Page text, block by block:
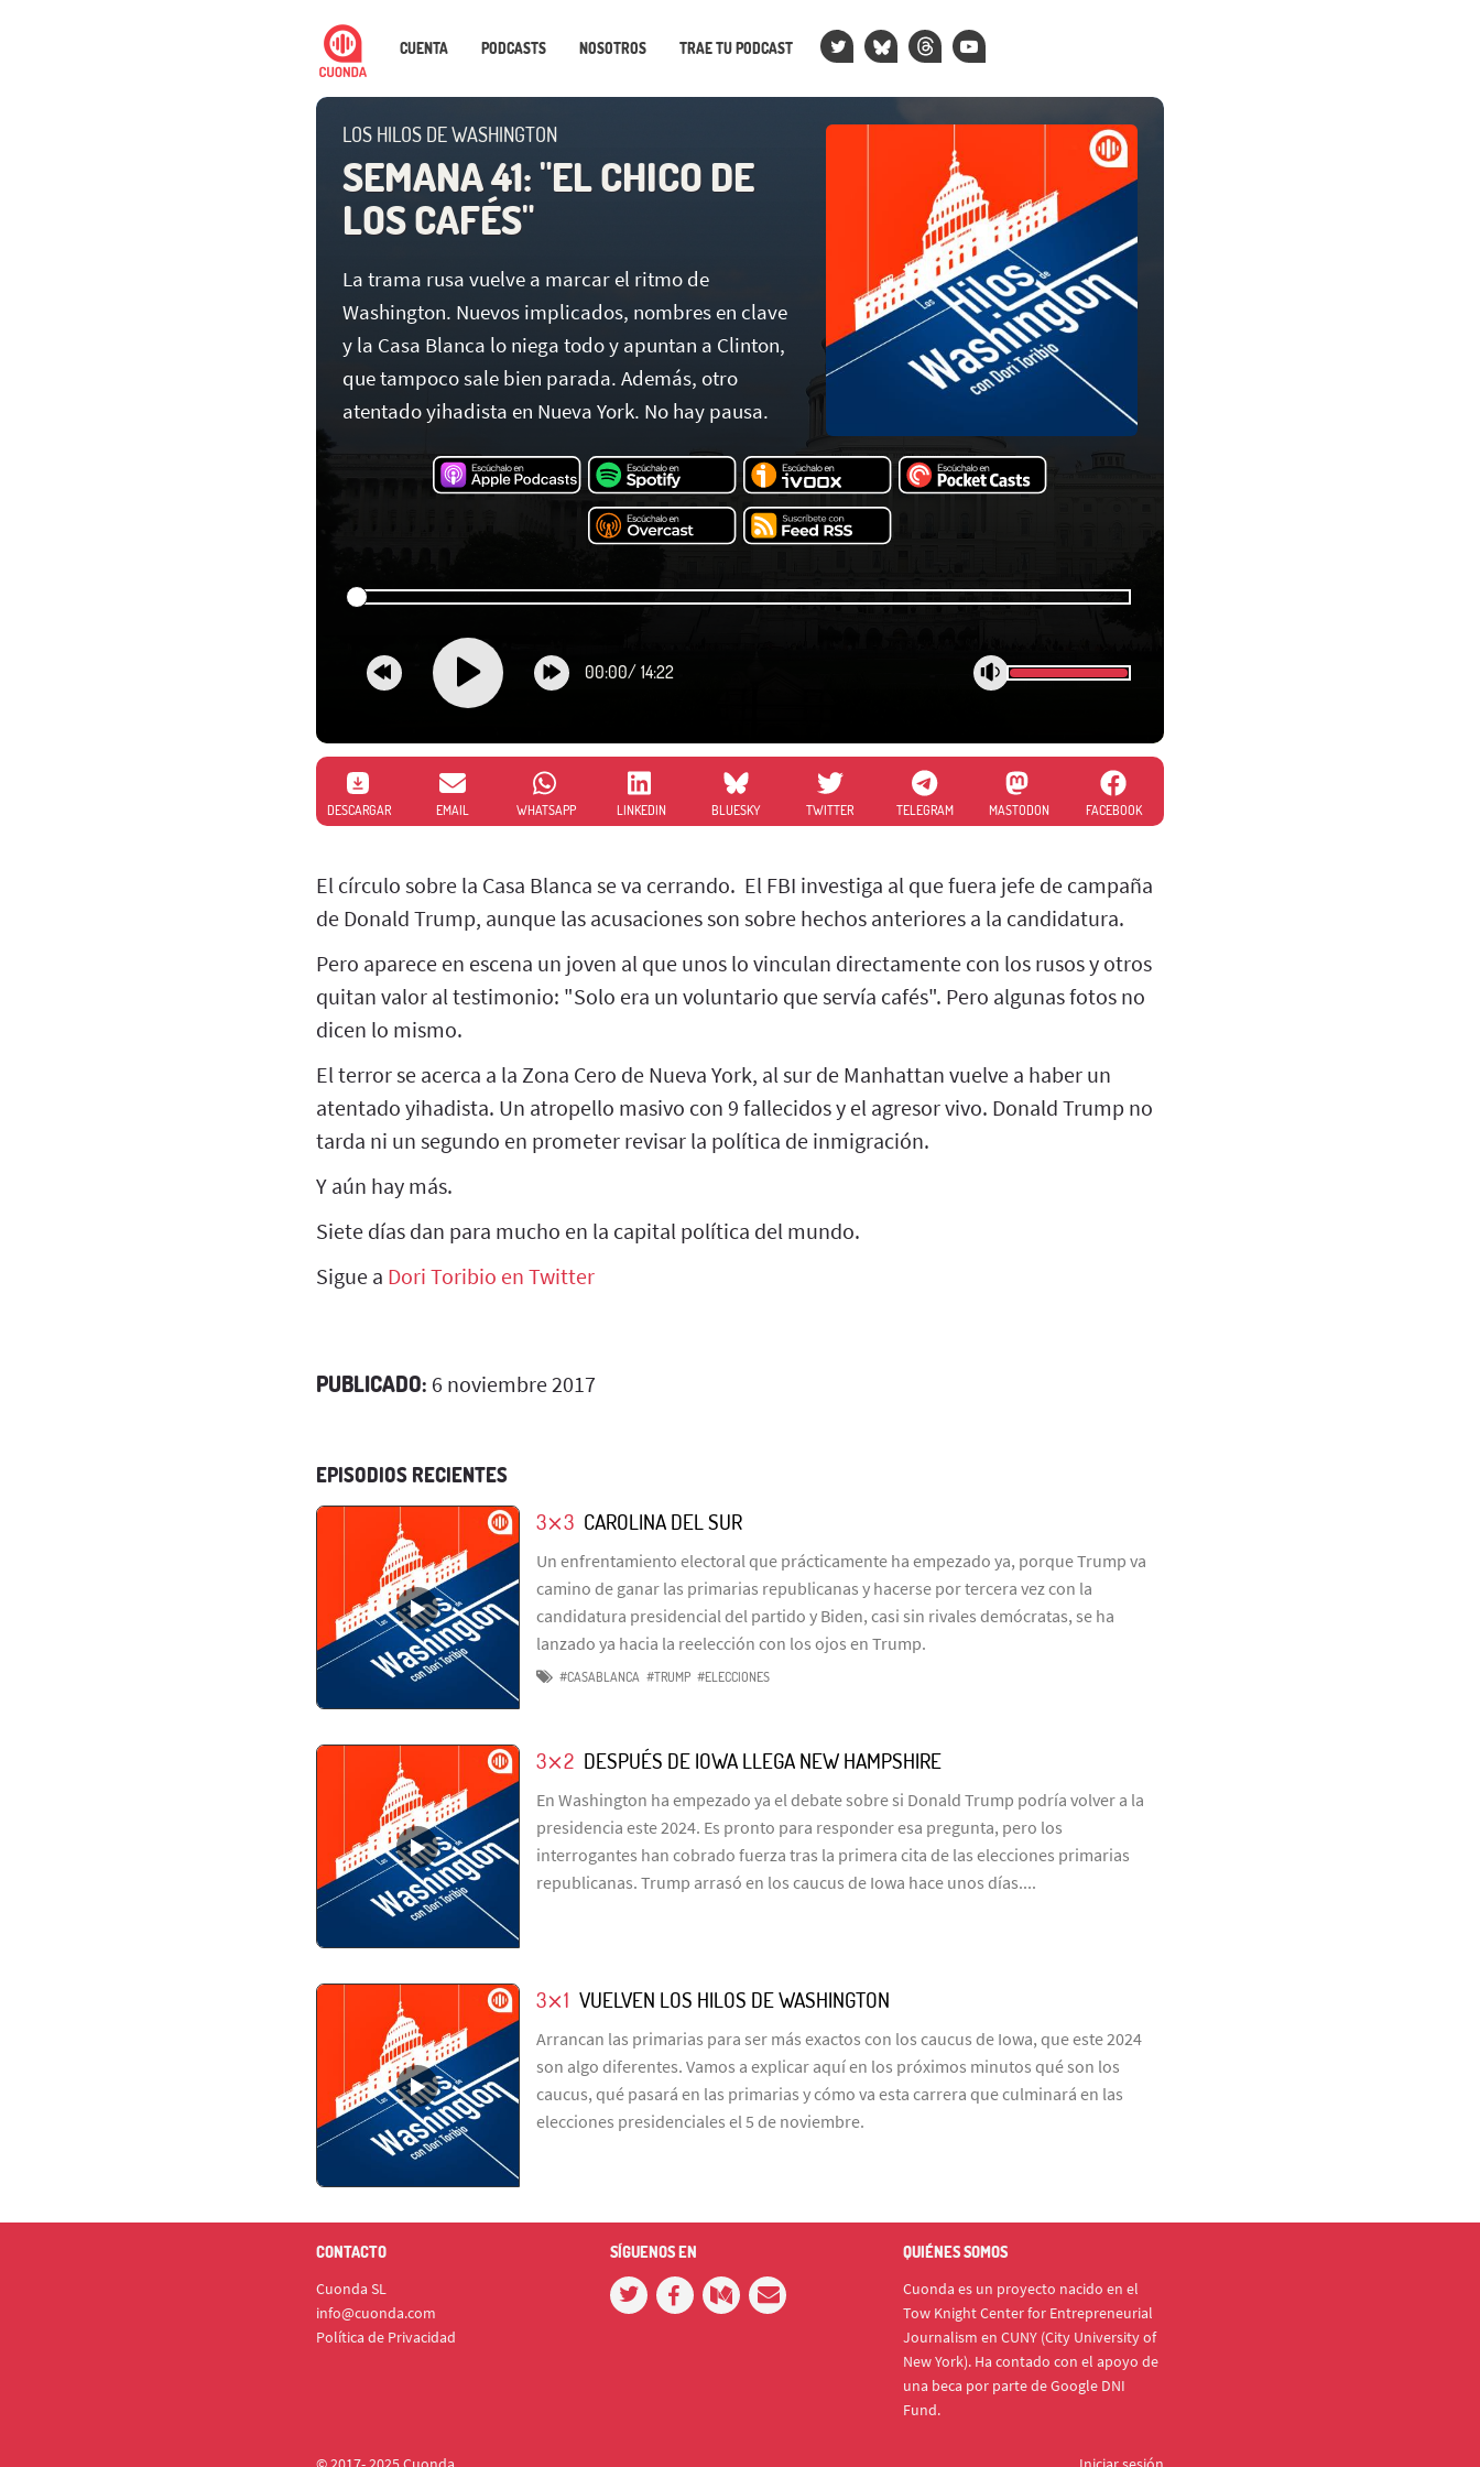
CUENTA PODCASTS NOSOTROS TRAE TU PODCAST
LOS HILOS DE WASHINGTON
SEMANA 41: "EL CHICO DE
LOS CAFÉS"
La trama rusa vuelve a marcar el ritmo de
Washington. Nuevos implicados, nombres en clave
y la Casa Blanca lo niega todo y apuntan a Clinton,
que tampoco sale bien parada. Además, otro
atentado yihadista en Nueva York. No hay pausa.
00:00/ 14:22
DESCARGAR EMAIL WHATSAPP LINKEDIN BLUESKY TWITTER TELEGRAM MASTODON FACEBOOK
El círculo sobre la Casa Blanca se va cerrando. El FBI investiga al que fuera jefe de campaña
de Donald Trump, aunque las acusaciones son sobre hechos anteriores a la candidatura.
Pero aparece en escena un joven al que unos lo vinculan directamente con los rusos y otros
quitan valor al testimonio: "Solo era un voluntario que servía cafés". Pero algunas fotos no
dicen lo mismo.
El terror se acerca a la Zona Cero de Nueva York, al sur de Manhattan vuelve a haber un
atentado yihadista. Un atropello masivo con 9 fallecidos y el agresor vivo. Donald Trump no
tarda ni un segundo en prometer revisar la política de inmigración.
Y aún hay más.
Siete días dan para mucho en la capital política del mundo.
Sigue a Dori Toribio en Twitter
PUBLICADO: 6 noviembre 2017
EPISODIOS RECIENTES
3⨯3 CAROLINA DEL SUR
Un enfrentamiento electoral que prácticamente ha empezado ya, porque Trump va
camino de ganar las primarias republicanas y hacerse por tercera vez con la
candidatura presidencial del partido y Biden, casi sin rivales demócratas, se ha
lanzado ya hacia la reelección con los ojos en Trump.
#CASABLANCA #TRUMP #ELECCIONES
3⨯2 DESPUÉS DE IOWA LLEGA NEW HAMPSHIRE
En Washington ha empezado ya el debate sobre si Donald Trump podría volver a la
presidencia este 2024. Es pronto para responder esa pregunta, pero los
interrogantes han cobrado fuerza tras la primera cita de las elecciones primarias
republicanas. Trump arrasó en los caucus de Iowa hace unos días....
3⨯1 VUELVEN LOS HILOS DE WASHINGTON
Arrancan las primarias para ser más exactos con los caucus de Iowa, que este 2024
son algo diferentes. Vamos a explicar aquí en los próximos minutos qué son los
caucus, qué pasará en las primarias y cómo va esta carrera que culminará en las
elecciones presidenciales el 5 de noviembre.
CONTACTO
Cuonda SL
info@cuonda.com
Política de Privacidad
SÍGUENOS EN QUIÉNES SOMOS
Cuonda es un proyecto nacido en el
Tow Knight Center for Entrepreneurial
Journalism en CUNY (City University of
New York). Ha contado con el apoyo de
una beca por parte de Google DNI
Fund.